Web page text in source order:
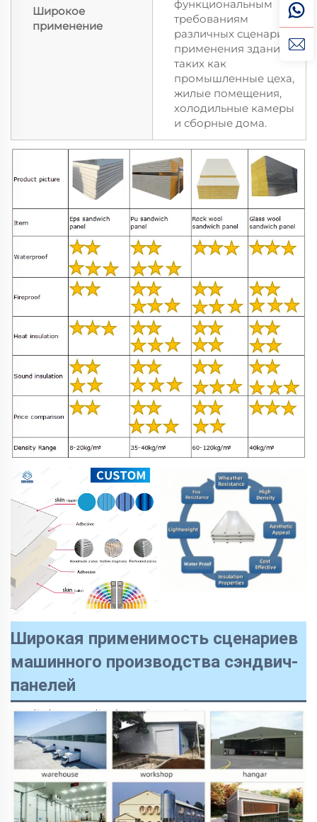
Широкое
применение
функциональным
требованиям
различных сценариев
применения зданий,
таких как
промышленные цеха,
жилые помещения,
холодильные камеры
и сборные дома.
Широкая применимость сценариев
машинного производства сэндвич-
панелей